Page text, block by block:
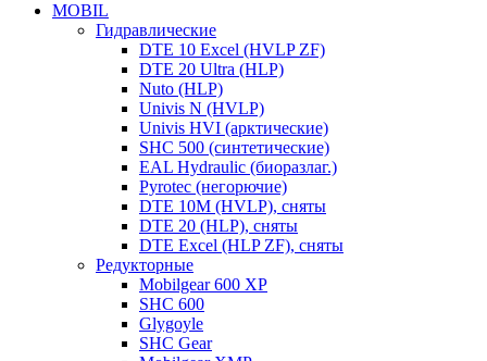
MOBIL
Гидравлические
DTE 10 Excel (HVLP ZF)
DTE 20 Ultra (HLP)
Nuto (HLP)
Univis N (HVLP)
Univis HVI (арктические)
SHC 500 (синтетические)
EAL Hydraulic (биоразлаг.)
Pyrotec (негорючие)
DTE 10M (HVLP), сняты
DTE 20 (HLP), сняты
DTE Excel (HLP ZF), сняты
Редукторные
Mobilgear 600 XP
SHC 600
Glygoyle
SHC Gear